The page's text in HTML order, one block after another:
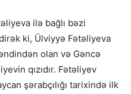
ilə bağlı bəzi
ki, Ülviyyə Fətəliyeva
olan və Gəncə
qızıdır. Fətəliyev
şərabçılığı tarixində ilk